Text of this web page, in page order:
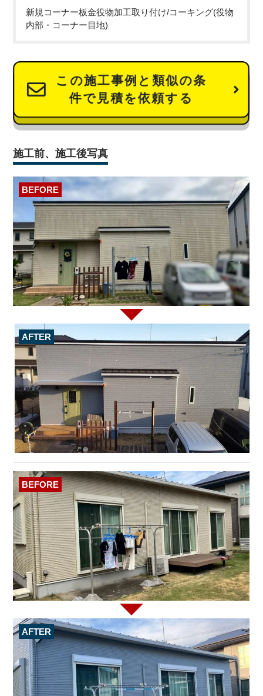
新規コーナー板金役物加工取り付け/コーキング(役物
内部・コーナー目地)
この施工事例と類似の条
件で見積を依頼する
施工前、施工後写真
BEFORE
AFTER
BEFORE
AFTER